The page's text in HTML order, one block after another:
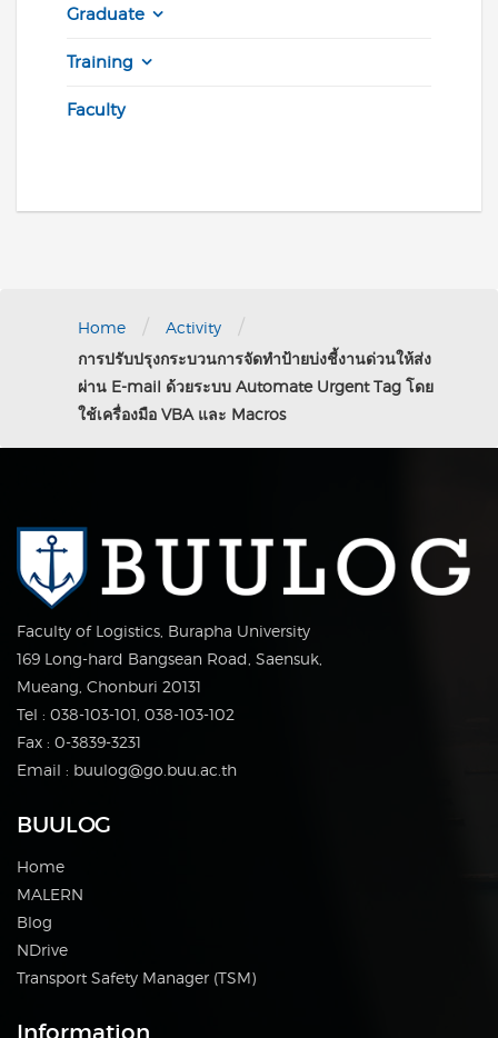
Graduate
Training
Faculty
Home / Activity /
การปรับปรุงกระบวนการจัดทำป้ายบ่งชี้งานด่วนให้ส่ง
ผ่าน E-mail ด้วยระบบ Automate Urgent Tag โดย
ใช้เครื่องมือ VBA และ Macros
Faculty of Logistics, Burapha University
169 Long-hard Bangsean Road, Saensuk,
Mueang, Chonburi 20131
Tel : 038-103-101, 038-103-102
Fax : 0-3839-3231
Email : buulog@go.buu.ac.th
BUULOG
Home
MALERN
Blog
NDrive
Transport Safety Manager (TSM)